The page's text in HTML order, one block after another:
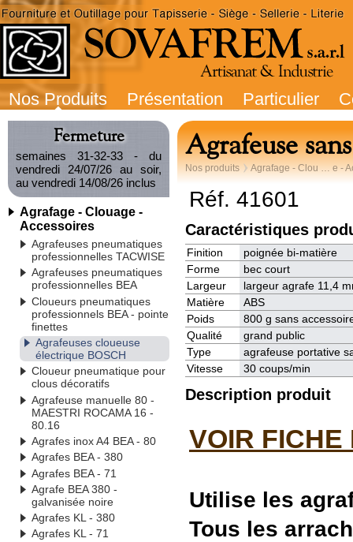
Nos Produits Présentation Particulier
Fermeture
semaines 31-32-33 - du
vendredi 24/07/26 au soir,
au vendredi 14/08/26 inclus
Agrafage - Clouage -
Accessoires
Agrafeuses pneumatiques
professionnelles TACWISE
Agrafeuses pneumatiques
professionnelles BEA
Cloueurs pneumatiques
professionnels BEA - pointe
finettes
Agrafeuses cloueuse
électrique BOSCH
Cloueur pneumatique pour
clous décoratifs
Agrafeuse manuelle 80 -
MAESTRI ROCAMA 16 -
80.16
Agrafes inox A4 BEA - 80
Agrafes BEA - 380
Agrafes BEA - 71
Agrafe BEA 380 -
galvanisée noire
Agrafes KL - 380
Agrafes KL - 71
Agrafeuse
Nos produits Agrafage - Clou … e -
Réf. 41601
Caractéristiques
Finition
poignée bi-matière
Forme
bec court
Largeur
largeur agrafe 11,4
Matière
ABS
Poids
800 g sans
Qualité
grand public
Type
agrafeuse portative
Vitesse
30 coups/min
Description produit
VOIR
Utilise les
Tous les